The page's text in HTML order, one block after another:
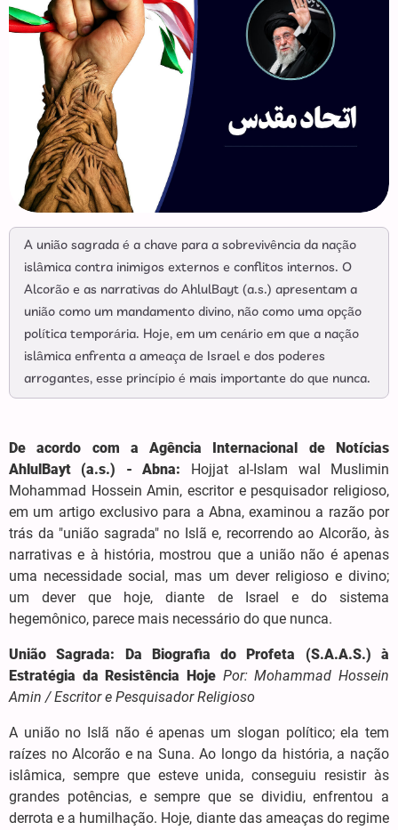
A união sagrada é a chave para a sobrevivência da nação
islâmica contra inimigos externos e conflitos internos. O
Alcorão e as narrativas do AhlulBayt (a.s.) apresentam a
união como um mandamento divino, não como uma opção
política temporária. Hoje, em um cenário em que a nação
islâmica enfrenta a ameaça de Israel e dos poderes
arrogantes, esse princípio é mais importante do que nunca.
De acordo com a Agência Internacional de Notícias
AhlulBayt (a.s.) - Abna: Hojjat al-Islam wal Muslimin
Mohammad Hossein Amin, escritor e pesquisador religioso,
em um artigo exclusivo para a Abna, examinou a razão por
trás da "união sagrada" no Islã e, recorrendo ao Alcorão, às
narrativas e à história, mostrou que a união não é apenas
uma necessidade social, mas um dever religioso e divino;
um dever que hoje, diante de Israel e do sistema
hegemônico, parece mais necessário do que nunca.
União Sagrada: Da Biografia do Profeta (S.A.A.S.) à
Estratégia da Resistência Hoje Por: Mohammad Hossein
Amin / Escritor e Pesquisador Religioso
A união no Islã não é apenas um slogan político; ela tem
raízes no Alcorão e na Suna. Ao longo da história, a nação
islâmica, sempre que esteve unida, conseguiu resistir às
grandes potências, e sempre que se dividiu, enfrentou a
derrota e a humilhação. Hoje, diante das ameaças do regime